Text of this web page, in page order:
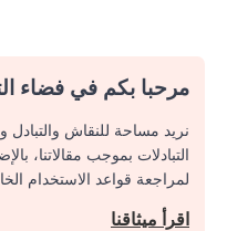
مرحبا بكم في فضاء
نريد مساحة للنقاش
التبادلات بموجب مقالاتنا،
لمراجعة قواعد الاستخدام
اقرأ ميثاقنا